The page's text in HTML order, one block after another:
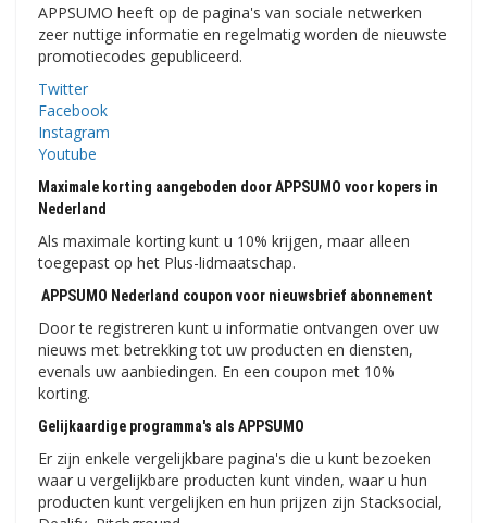
APPSUMO heeft op de pagina's van sociale netwerken
zeer nuttige informatie en regelmatig worden de nieuwste
promotiecodes gepubliceerd.
Twitter
Facebook
Instagram
Youtube
Maximale korting aangeboden door APPSUMO voor kopers in
Nederland
Als maximale korting kunt u 10% krijgen, maar alleen
toegepast op het Plus-lidmaatschap.
APPSUMO Nederland coupon voor nieuwsbrief abonnement
Door te registreren kunt u informatie ontvangen over uw
nieuws met betrekking tot uw producten en diensten,
evenals uw aanbiedingen. En een coupon met 10%
korting.
Gelijkaardige programma's als APPSUMO
Er zijn enkele vergelijkbare pagina's die u kunt bezoeken
waar u vergelijkbare producten kunt vinden, waar u hun
producten kunt vergelijken en hun prijzen zijn Stacksocial,